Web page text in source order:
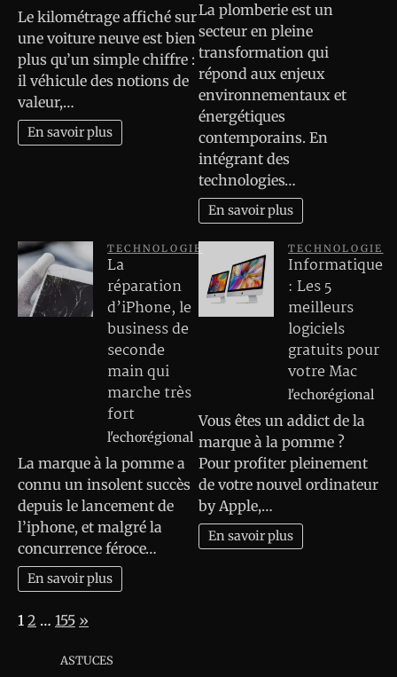
Le kilométrage affiché sur
une voiture neuve est bien
plus qu’un simple chiffre :
il véhicule des notions de
valeur,…
En savoir plus
La plomberie est un
secteur en pleine
transformation qui
répond aux enjeux
environnementaux et
énergétiques
contemporains. En
intégrant des
technologies…
En savoir plus
TECHNOLOGIE
La
réparation
d’iPhone, le
business de
seconde
main qui
marche très
fort
l'echorégional
La marque à la pomme a
connu un insolent succès
depuis le lancement de
l’iphone, et malgré la
concurrence féroce…
En savoir plus
TECHNOLOGIE
Informatique
: Les 5
meilleurs
logiciels
gratuits pour
votre Mac
l'echorégional
Vous êtes un addict de la
marque à la pomme ?
Pour profiter pleinement
de votre nouvel ordinateur
by Apple,…
En savoir plus
Page:
1 2 … 155 Next
»
ASTUCES